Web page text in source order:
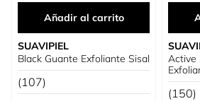
Añadir al carrito
SUAVIPIEL
Black Guante Exfoliante Sisal
(107)
Active
(150)